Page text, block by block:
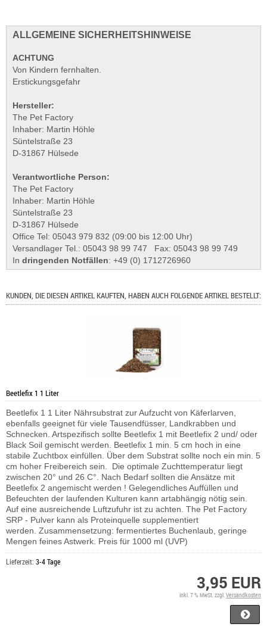
ALLGEMEINE SICHERHEITSHINWEISE
ACHTUNG
Von Kindern fernhalten.
Erstickungsgefahr
Hersteller:
The Pet Factory
Inhaber: Martin Höhle
Süntelstraße 23
D-31867 Hülsede
Verantwortliche Person:
The Pet Factory
Inhaber: Martin Höhle
Süntelstraße 23
D-31867 Hülsede
Office Tel: 05043 979 832 (09:00 bis 12:00 Uhr)
Versandlager Tel.: 05043 98 99 747 Fax: 05043 98 99 749
In dringenden Notfällen: +49 (0) 1712726960
KUNDEN, DIE DIESEN ARTIKEL KAUFTEN, HABEN AUCH FOLGENDE ARTIKEL BESTELLT:
Beetlefix 1 1 Liter
Beetlefix 1 1 Liter Nährsubstrat zur Aufzucht von Käferlarven,
ebenfalls geeignet für viele Tausendfüsser, Landkrabben und
Schnecken. Artspezifisch sollte Beetlefix 1 mit Beetlefix 2 und/ oder
Black Soil gemischt werden. Beetlefix 1 min. 5 cm hoch in eine
stabile Zuchtbox einfüllen. Über dem Substrat sollte noch ein min. 5
cm hoher Freibereich sein. Die optimale Zuchttemperatur liegt
zwischen 20° und 26 C°. Nach Bedarf sollten die Ansätze mit
Beetlefix 2 angemischt werden ! Gelegendliches Auffüllen und
Befeuchten der laufenden Kulturen kann artabhängig nötig sein.
Auf eine ausreichende Luftzufuhr ist zu achten. The Pet Factory
SRP - Pulver kann als Proteinquelle supplementiert
werden. Zusammensetzung: fermentiertes Buchenlaub, geringe
Mengen feines Astwerk. Preis für 1000 ml (UVP)
Lieferzeit: 3-4 Tage
3,95 EUR
inkl. 7 % MwSt. zzgl.Versandkosten